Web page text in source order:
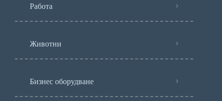
Работа
Животни
Бизнес оборудване